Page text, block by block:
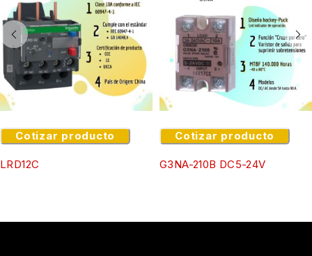
traduce en
ausencia de desgaste mecánico, mayor vida
útil, mayor resistencia a vibraciones y un desempeño
estable incluso en ambientes industriales severos.
Además, al no generar arcos eléctricos durante la
conmutación, se reduce significativamente el ruido
electromagnético y se mejora la compatibilidad
electromagnética del sistema.
En aplicaciones reales de automatización industrial, este
calefactoras, hornos industriales, sistemas de
de conmutación rápida, donde se requiere alta
Cotizar producto
LRD12C
Cotizar producto
G3NA-210B DC5-24V